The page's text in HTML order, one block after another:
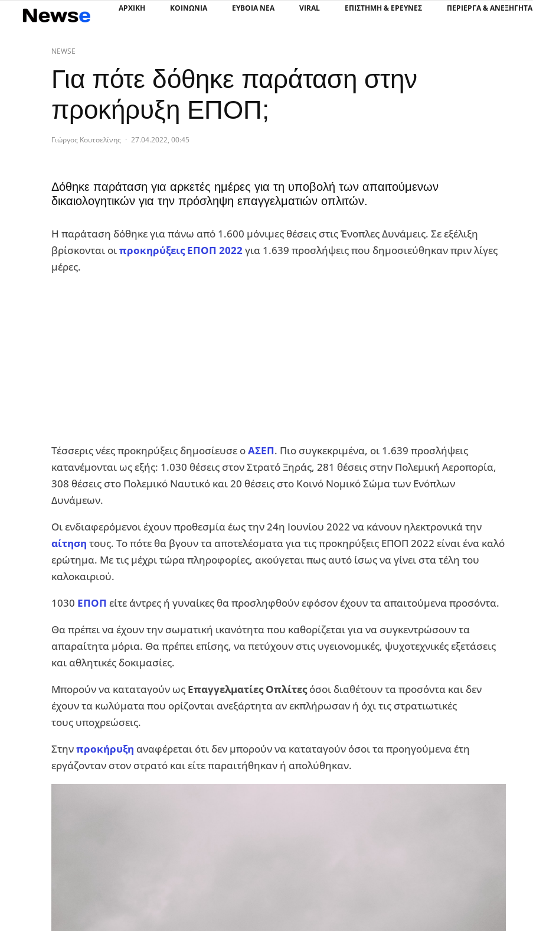
ΑΡΧΙΚΗ ΚΟΙΝΩΝΙΑ ΕΥΒΟΙΑ ΝΕΑ VIRAL ΕΠΙΣΤΉΜΗ & ΈΡΕΥΝΕΣ ΠΕΡΊΕΡΓΑ & ΑΝΕΞΉΓΗΤΑ
NEWSE
Για πότε δόθηκε παράταση στην
προκήρυξη ΕΠΟΠ;
Γιώργος Κουτσελίνης · 27.04.2022, 00:45
Δόθηκε παράταση για αρκετές ημέρες για τη υποβολή των απαιτούμενων
δικαιολογητικών για την πρόσληψη επαγγελματιών οπλιτών.
Η παράταση δόθηκε για πάνω από 1.600 μόνιμες θέσεις στις Ένοπλες Δυνάμεις. Σε εξέλιξη
βρίσκονται οιπροκηρύξεις ΕΠΟΠ 2022για 1.639 προσλήψεις που δημοσιεύθηκαν πριν λίγες
μέρες.
Τέσσερις νέες προκηρύξεις δημοσίευσε οΑΣΕΠ. Πιο συγκεκριμένα, οι 1.639 προσλήψεις
κατανέμονται ως εξής: 1.030 θέσεις στον Στρατό Ξηράς, 281 θέσεις στην Πολεμική Αεροπορία,
308 θέσεις στο Πολεμικό Ναυτικό και 20 θέσεις στο Κοινό Νομικό Σώμα των Ενόπλων
Δυνάμεων.
Οι ενδιαφερόμενοι έχουν προθεσμία έως την 24η Ιουνίου 2022 να κάνουν ηλεκτρονικά την
αίτηση τους. Το πότε θα βγουν τα αποτελέσματα για τις προκηρύξεις ΕΠΟΠ 2022 είναι ένα καλό
ερώτημα. Με τις μέχρι τώρα πληροφορίες, ακούγεται πως αυτό ίσως να γίνει στα τέλη του
καλοκαιριού.
1030 ΕΠΟΠ είτε άντρες ή γυναίκες θα προσληφθούν εφόσον έχουν τα απαιτούμενα προσόντα.
Θα πρέπει να έχουν την σωματική ικανότητα που καθορίζεται για να συγκεντρώσουν τα
απαραίτητα μόρια. Θα πρέπει επίσης, να πετύχουν στις υγειονομικές, ψυχοτεχνικές εξετάσεις
και αθλητικές δοκιμασίες.
Μπορούν να καταταγούν ως Επαγγελματίες Οπλίτεςόσοι διαθέτουν τα προσόντα και δεν
έχουν τα κωλύματα που ορίζονται ανεξάρτητα αν εκπλήρωσαν ή όχι τις στρατιωτικές
τους υποχρεώσεις.
Στηνπροκήρυξη αναφέρεται ότι δεν μπορούν να καταταγούν όσοι τα προηγούμενα έτη
εργάζονταν στον στρατό και είτε παραιτήθηκαν ή απολύθηκαν.